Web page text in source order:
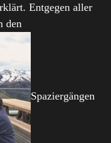
Entgegen aller
den
Spaziergängen